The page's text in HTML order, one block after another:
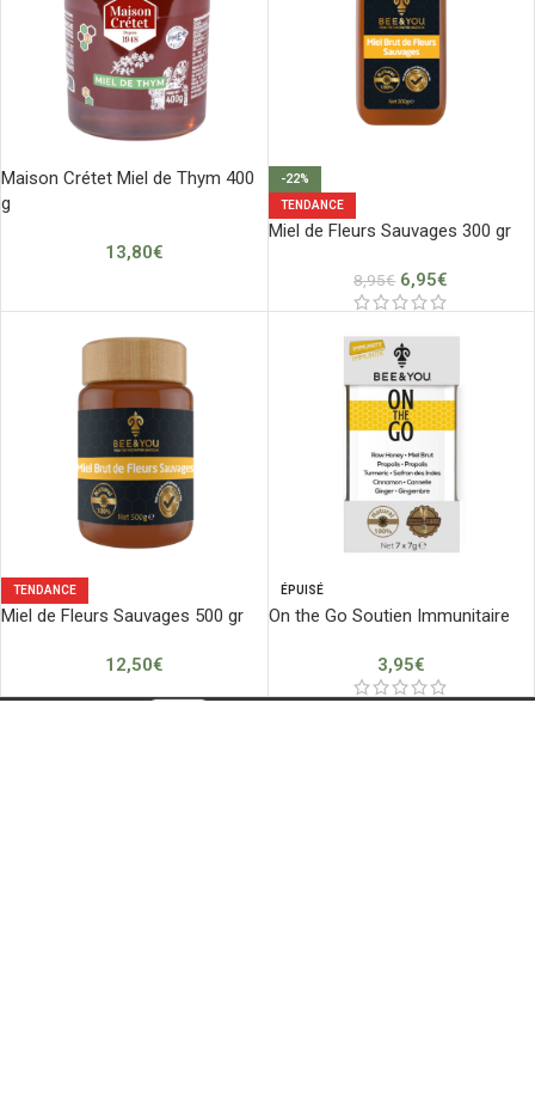
Maison Crétet Miel de Thym 400
g
13,80€
-22%
TENDANCE
Miel de Fleurs Sauvages 300 gr
8,95€ 6,95€
TENDANCE
Miel de Fleurs Sauvages 500 gr
12,50€
ÉPUISÉ
On the Go Soutien Immunitaire
3,95€